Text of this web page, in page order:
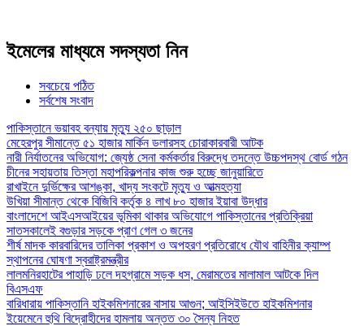
ইমেলের মাধ্যমে সদস্যতা নিন
সবচেয়ে পঠিত
সর্বশেষ সংবাদ
পাকিস্তানে ভয়াবহ বন্যায় মৃত্যু ২৫০ ছাড়াল
মেহেরপুর সীমান্তে ৫১ হাজার মার্কিন ডলারসহ চোরাকারবারী আটক
নারী নির্যাতনের অভিযোগ: জ্যেষ্ঠ সেনা কর্মকর্তার বিরুদ্ধে তদন্তে উচ্চপদস্থ বোর্ড গঠন
চীনের সহায়তায় তিস্তা মহাপরিকল্পনার কাজ শুরু হচ্ছে জানুয়ারিতে
রাখাইনে দুর্ভিক্ষের আশঙ্কা, খাদ্য সংকটে মৃত্যু ও আত্মহত্যা
উখিয়া সীমান্ত থেকে বিজিবি কর্তৃক ৪ লাখ ৮০ হাজার ইয়াবা উদ্ধার
বাংলাদেশে আইএসআইয়ের ভূমিকা থাকার অভিযোগে পাকিস্তানের প্রতিক্রিয়া
সাতসকালেই বগুড়ার সড়কে প্রাণ গেল ৩ জনের
শীর্ষ মাদক কারবারিদের তালিকা প্রকাশ ও অপহরণ প্রতিরোধে যৌথ বাহিনীর ক্যাম্প
স্থাপনের ঘোষণা স্বরাষ্ট্রমন্ত্রীর
লালমনিরহাটের পাহাড়ি ঢলে দহগ্রামে সড়ক ধস, মেরামতের মালামাল আটকে দিল
বিএসএফ
বারিধারায় পাকিস্তানি হাইকমিশনারের বাসায় আগুন; আইসিইউতে হাইকমিশনার
ইয়েমেনে হুথি বিদ্রোহীদের হামলায় অন্তত ৩০ সৈন্য নিহত